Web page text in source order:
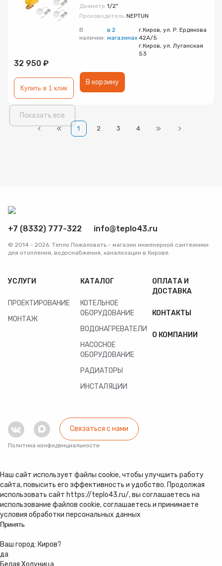
Диаметр 1/2"
Производитель NEPTUN
В
наличии:
в 2
магазинах
г.Киров, ул. Р. Ердякова
42А/5
г.Киров, ул. Луганская
53
32 950 ₽
В корзину
Купить в 1 клик
Показать все
1 2 3 4
+7 (8332) 777-322 info@teplo43.ru
© 2014 - 2026. Тепло Пожаловать - магазин инженерной сантехники
для отопления, водоснабжения, канализации в Кирове.
УСЛУГИ
ПРОЕКТИРОВАНИЕ
МОНТАЖ
КАТАЛОГ
КОТЕЛЬНОЕ
ОБОРУДОВАНИЕ
ВОДОНАГРЕВАТЕЛИ
НАСОСНОЕ
ОБОРУДОВАНИЕ
РАДИАТОРЫ
ИНСТАЛЯЦИИ
ОПЛАТА И
ДОСТАВКА
КОНТАКТЫ
О КОМПАНИИ
Политика конфиденциальности
Связаться с нами
Наш сайт использует файлы cookie, чтобы улучшить работу
сайта, повысить его эффективность и удобство. Продолжая
использовать сайт https://teplo43.ru/, вы соглашаетесь на
использование файлов cookie, соглашаетесь и принимаете
условия обработки персональных данных
Принять
Ваш город: Киров?
да
Белая Холуница